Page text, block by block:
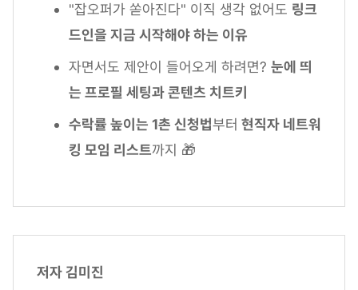
"잡오퍼가 쏟아진다" 이직 생각 없어도 링크
드인을 지금 시작해야 하는 이유
자면서도 제안이 들어오게 하려면? 눈에 띄
는 프로필 세팅과 콘텐츠 치트키
수락률 높이는 1촌 신청법부터 현직자 네트워
킹 모임 리스트까지 🎁
저자 김미진